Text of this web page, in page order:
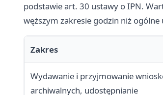
podstawie art. 30 ustawy o IPN.
węższym zakresie godzin niż
Zakres
Wydawanie i przyjmowanie
archiwalnych, udostępnianie